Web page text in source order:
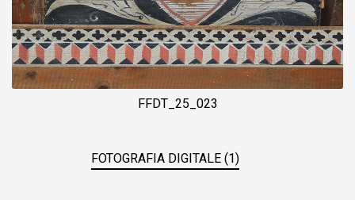
FFDT_25_023
FOTOGRAFIA DIGITALE (1)